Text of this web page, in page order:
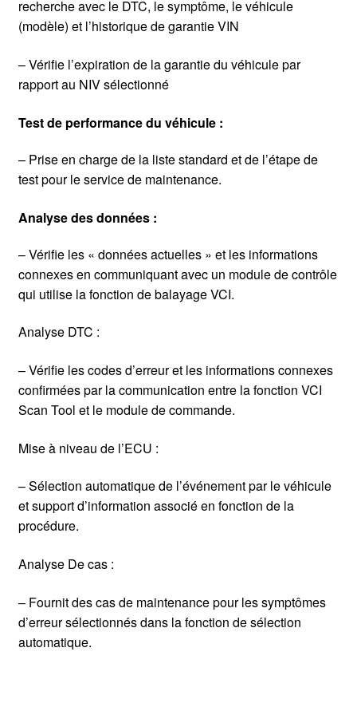
recherche avec le DTC, le symptôme, le véhicule
(modèle) et l’historique de garantie VIN
– Vérifie l’expiration de la garantie du véhicule par
rapport au NIV sélectionné
Test de performance du véhicule :
– Prise en charge de la liste standard et de l’étape de
test pour le service de maintenance.
Analyse des données :
– Vérifie les « données actuelles » et les informations
connexes en communiquant avec un module de contrôle
qui utilise la fonction de balayage VCI.
Analyse DTC :
– Vérifie les codes d’erreur et les informations connexes
confirmées par la communication entre la fonction VCI
Scan Tool et le module de commande.
Mise à niveau de l’ECU :
– Sélection automatique de l’événement par le véhicule
et support d’information associé en fonction de la
procédure.
Analyse De cas :
– Fournit des cas de maintenance pour les symptômes
d’erreur sélectionnés dans la fonction de sélection
automatique.